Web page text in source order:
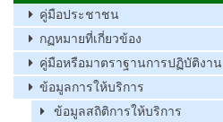
คู่มือประชาชน
กฏหมายที่เกี่ยวข้อง
คู่มือหรือมาตราฐานการปฏิบัติงาน
ข้อมูลการให้บริการ
ข้อมูลสถิติการให้บริการ